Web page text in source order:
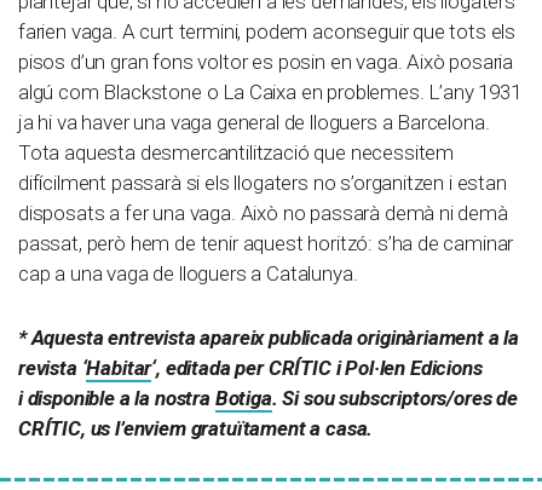
farien vaga. A curt termini, podem aconseguir que tots els
pisos d’un gran fons voltor es posin en vaga. Això posaria
algú com Blackstone o La Caixa en problemes. L’any 1931
ja hi va haver una vaga general de lloguers a Barcelona.
Tota aquesta desmercantilització que necessitem
difícilment passarà si els llogaters no s’organitzen i estan
disposats a fer una vaga. Això no passarà demà ni demà
passat, però hem de tenir aquest horitzó: s’ha de caminar
cap a una vaga de lloguers a Catalunya.
* Aquesta entrevista apareix publicada originàriament a la
revista ‘Habitar‘, editada per CRÍTIC i Pol·len Edicions
i disponible a la nostra Botiga. Si sou subscriptors/ores de
CRÍTIC, us l’enviem gratuïtament a casa.